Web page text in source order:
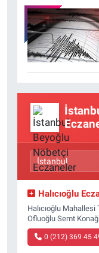
Halıcıoğlu
Halıcıoğlu Mahallesi
Ofluoğlu Semt
0 (212) 369 45